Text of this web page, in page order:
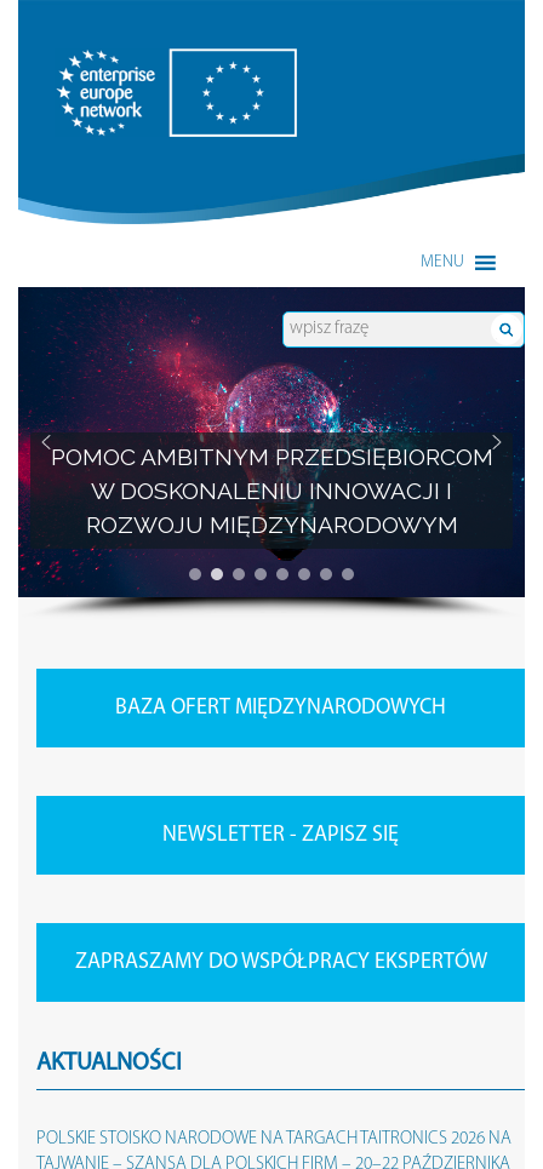
Enterprise Europe Network
MENU
POMOC AMBITNYM PRZEDSIĘBIORCOM
W DOSKONALENIU INNOWACJI I
ROZWOJU MIĘDZYNARODOWYM
BAZA OFERT MIĘDZYNARODOWYCH
NEWSLETTER - ZAPISZ SIĘ
ZAPRASZAMY DO WSPÓŁPRACY EKSPERTÓW
AKTUALNOŚCI
POLSKIE STOISKO NARODOWE NA TARGACH TAITRONICS 2026 NA
TAJWANIE – SZANSA DLA POLSKICH FIRM – 20–22 PAŹDZIERNIKA